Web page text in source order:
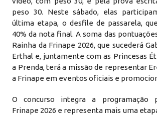
peso 30. Neste sábado, elas
última etapa, o desfile de passarela,
40% da nota final. A soma das
Rainha da Frinape 2026, que sucederá
Erthal e, juntamente com as Princesas
a Prenda, terá a missão de representar
a Frinape em eventos oficiais e
O concurso integra a programação
Frinape 2026 e representa mais uma